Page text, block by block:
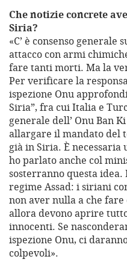
Che notizie concrete
Siria?
«C’ è consenso generale
attacco con armi
fare tanti morti. Ma la
Per verificare la
ispezione Onu
Siria”, fra cui Italia e
generale dell’ Onu Ban
allargare il mandato del
già in Siria. È necessaria
ho parlato anche col
sosterranno questa
regime Assad: i siriani
non aver nulla a che
allora devono aprire
innocenti. Se
ispezione Onu, ci
colpevoli».